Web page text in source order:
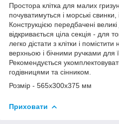
Простора клітка для малих
почуватимуться і морські свинки,
Конструкцією передбачені великі
відкривається ціла секція - для
легко дістати з клітки і
верхньою і бічними ручками для
Рекомендується
годівницями та сінником.
Розмір - 565х300х375 мм
Приховати